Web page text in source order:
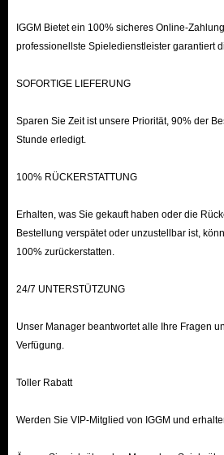
IGGM Bietet ein 100% sicheres Online-
professionellste Spieledienstleister garantiert
SOFORTIGE LIEFERUNG
Sparen Sie Zeit ist unsere Priorität, 90% der
Stunde erledigt.
100% RÜCKERSTATTUNG
Erhalten, was Sie gekauft haben oder die
Bestellung verspätet oder unzustellbar ist,
100% zurückerstatten.
24/7 UNTERSTÜTZUNG
Unser Manager beantwortet alle Ihre Fragen
Verfügung.
Toller Rabatt
Werden Sie VIP-Mitglied von IGGM und